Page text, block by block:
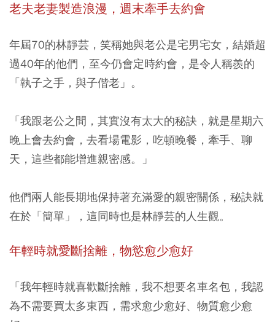
老夫老妻製造浪漫，週末牽手去約會
年屆70的林靜芸，笑稱她與老公是宅男宅女，結婚超
過40年的他們，至今仍會定時約會，是令人稱羨的
「執子之手，與子偕老」。
「我跟老公之間，其實沒有太大的秘訣，就是星期六
晚上會去約會，去看場電影，吃頓晚餐，牽手、聊
天，這些都能增進親密感。」
他們兩人能長期地保持著充滿愛的親密關係，秘訣就
在於「簡單」，這同時也是林靜芸的人生觀。
年輕時就愛斷捨離，物慾愈少愈好
「我年輕時就喜歡斷捨離，我不想要名車名包，我認
為不需要買太多東西，需求愈少愈好、物質愈少愈